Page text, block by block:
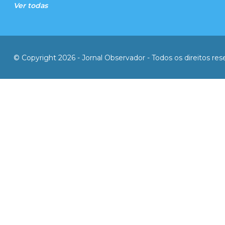
Ver todas
© Copyright 2026 - Jornal Observador - Todos os direitos